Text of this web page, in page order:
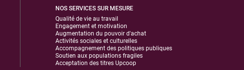
NOS SERVICES SUR MESURE
Qualité de vie au travail
Engagement et motivation
Augmentation du pouvoir d'achat
Activités sociales et culturelles
Accompagnement des politiques publiques
Soutien aux populations fragiles
Acceptation des titres Upcoop